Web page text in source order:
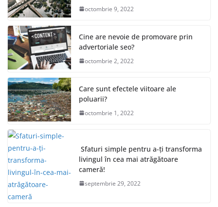
octombrie 9, 2022
Cine are nevoie de promovare prin
advertoriale seo?
octombrie 2, 2022
Care sunt efectele viitoare ale
poluarii?
octombrie 1, 2022
Sfaturi simple pentru a-ți transforma
livingul în cea mai atrăgătoare
cameră!
septembrie 29, 2022